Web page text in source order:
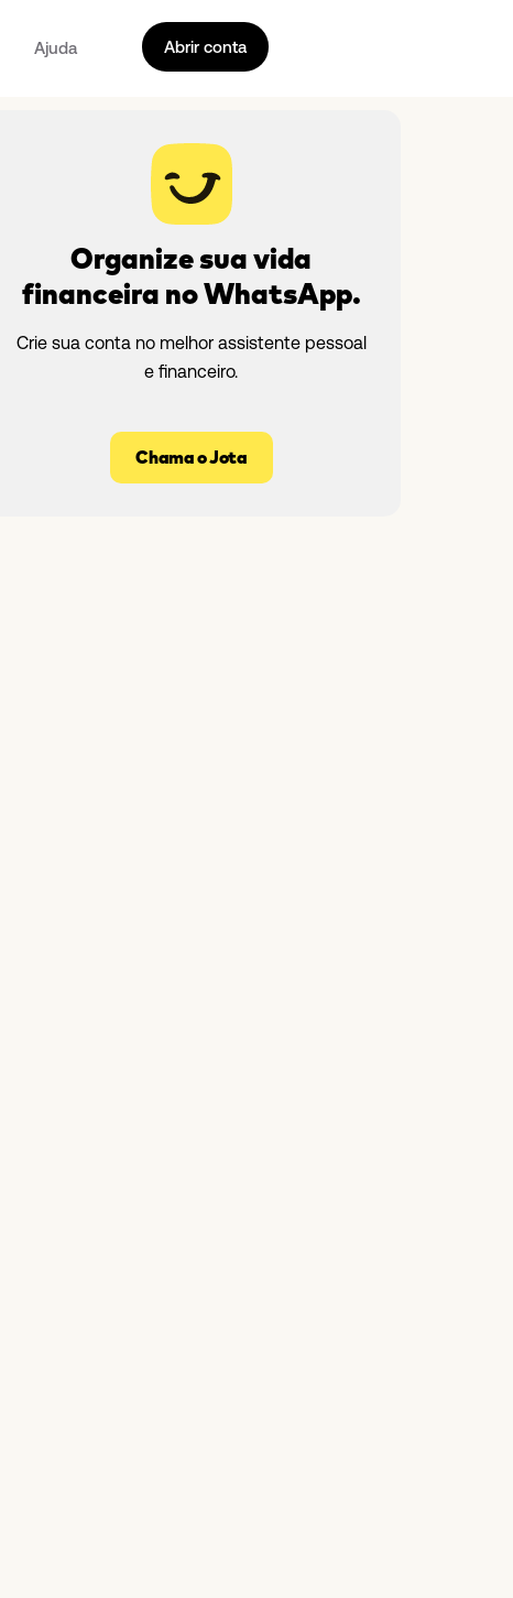
Ajuda Abrir conta
Organize sua vida
financeira no WhatsApp.
Crie sua conta no melhor assistente pessoal
e financeiro.
Chama o Jota